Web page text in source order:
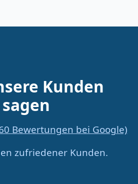
Kunden
sagen
Bewertungen bei Google)
zufriedener Kunden.